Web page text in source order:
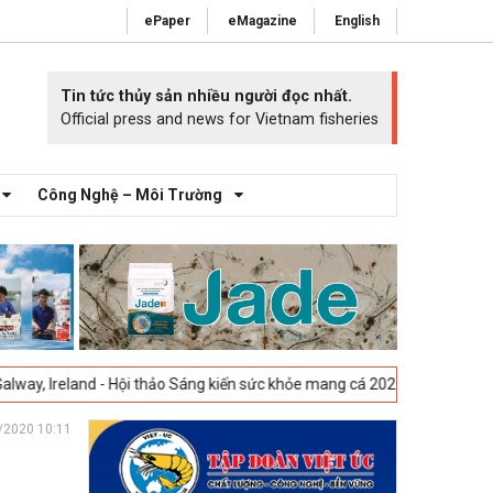
ePaper eMagazine English
Tin tức thủy sản nhiều người đọc nhất.
Official press and news for Vietnam fisheries
Công Nghệ – Môi Trường
thảo Sáng kiến sức khỏe mang cá 2025 - 23-04-2025
10:11